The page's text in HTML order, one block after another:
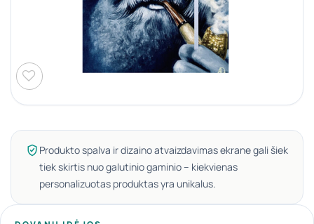
Produkto spalva ir dizaino atvaizdavimas ekrane gali šiek
tiek skirtis nuo galutinio gaminio – kiekvienas
personalizuotas produktas yra unikalus.